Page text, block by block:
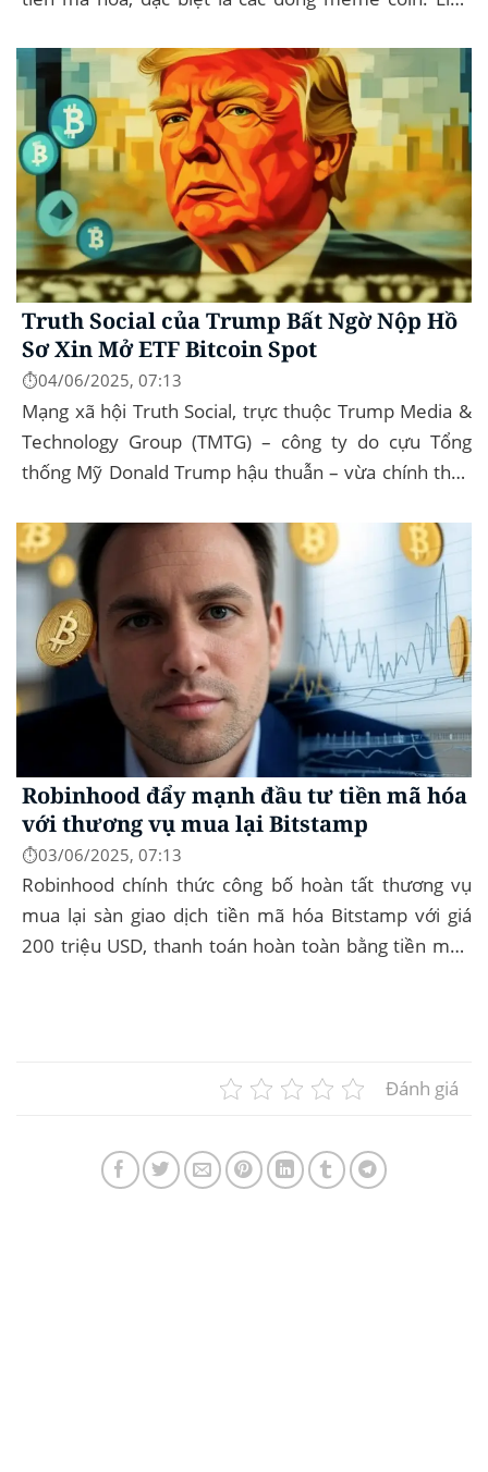
Government...
Truth Social của Trump Bất Ngờ Nộp Hồ
Sơ Xin Mở ETF Bitcoin Spot
⏱️04/06/2025, 07:13
Mạng xã hội Truth Social, trực thuộc Trump Media &
Technology Group (TMTG) – công ty do cựu Tổng
thống Mỹ Donald Trump hậu thuẫn – vừa chính thức
Robinhood đẩy mạnh đầu tư tiền mã hóa
với thương vụ mua lại Bitstamp
⏱️03/06/2025, 07:13
Robinhood chính thức công bố hoàn tất thương vụ
mua lại sàn giao dịch tiền mã hóa Bitstamp với giá
200 triệu USD, thanh toán hoàn toàn bằng tiền mặt.
Đánh giá